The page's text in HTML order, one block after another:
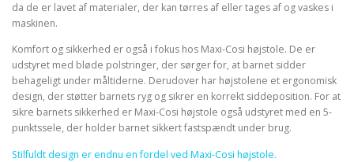
da de er lavet af materialer, der kan tørres af eller tages af og vaskes i
maskinen.
Komfort og sikkerhed er også i fokus hos Maxi-Cosi højstole. De er
udstyret med bløde polstringer, der sørger for, at barnet sidder
behageligt under måltiderne. Derudover har højstolene et ergonomisk
design, der støtter barnets ryg og sikrer en korrekt siddeposition. For at
sikre barnets sikkerhed er Maxi-Cosi højstole også udstyret med en 5-
punktssele, der holder barnet sikkert fastspændt under brug.
Stilfuldt design er endnu en fordel ved Maxi-Cosi højstole.